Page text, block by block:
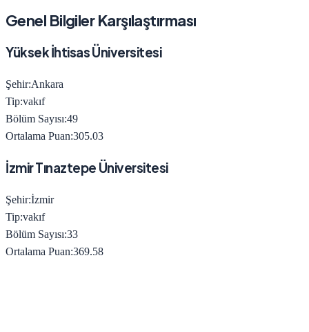
Genel Bilgiler Karşılaştırması
Yüksek İhtisas Üniversitesi
Şehir:Ankara
Tip:vakıf
Bölüm Sayısı:49
Ortalama Puan:305.03
İzmir Tınaztepe Üniversitesi
Şehir:İzmir
Tip:vakıf
Bölüm Sayısı:33
Ortalama Puan:369.58